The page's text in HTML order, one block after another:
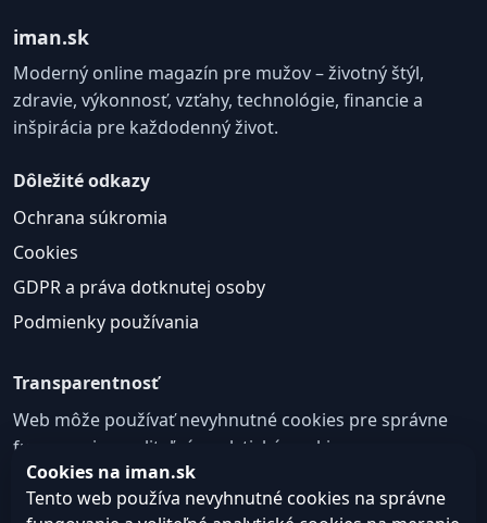
iman.sk
Moderný online magazín pre mužov – životný štýl,
zdravie, výkonnosť, vzťahy, technológie, financie a
inšpirácia pre každodenný život.
Dôležité odkazy
Ochrana súkromia
Cookies
GDPR a práva dotknutej osoby
Podmienky používania
Transparentnosť
Web môže používať nevyhnutné cookies pre správne
fungovanie a voliteľné analytické cookies na
zlepšovanie obsahu a používateľskej skúsenosti.
Nastavenie cookies
Cookies na iman.sk
Tento web používa nevyhnutné cookies na správne